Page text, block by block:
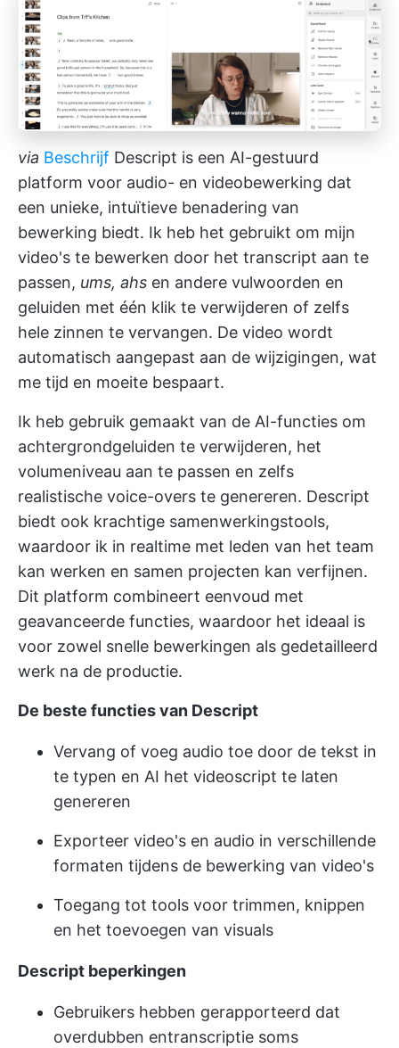
via Beschrijf Descript is een AI-gestuurd
platform voor audio- en videobewerking dat
een unieke, intuïtieve benadering van
bewerking biedt. Ik heb het gebruikt om mijn
video's te bewerken door het transcript aan te
passen, ums, ahs en andere vulwoorden en
geluiden met één klik te verwijderen of zelfs
hele zinnen te vervangen. De video wordt
automatisch aangepast aan de wijzigingen, wat
me tijd en moeite bespaart.
Ik heb gebruik gemaakt van de AI-functies om
achtergrondgeluiden te verwijderen, het
volumeniveau aan te passen en zelfs
realistische voice-overs te genereren. Descript
biedt ook krachtige samenwerkingstools,
waardoor ik in realtime met leden van het team
kan werken en samen projecten kan verfijnen.
Dit platform combineert eenvoud met
geavanceerde functies, waardoor het ideaal is
voor zowel snelle bewerkingen als gedetailleerd
werk na de productie.
De beste functies van Descript
Vervang of voeg audio toe door de tekst in
te typen en AI het videoscript te laten
genereren
Exporteer video's en audio in verschillende
formaten tijdens de bewerking van video's
Toegang tot tools voor trimmen, knippen
en het toevoegen van visuals
Descript beperkingen
Gebruikers hebben gerapporteerd dat
overdubben entranscriptie soms